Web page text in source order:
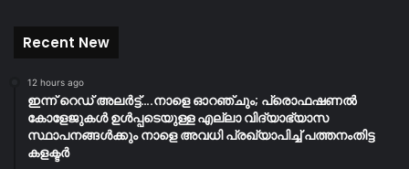
Recent New
12 hours ago
ഇന്ന് റെഡ് അലർട്ട്….നാളെ ഓറഞ്ചും; പ്രൊഫഷണൽ
കോളേജുകൾ ഉൾപ്പടെയുള്ള എല്ലാ വിദ്യാഭ്യാസ
സ്ഥാപനങ്ങൾക്കും നാളെ അവധി പ്രഖ്യാപിച്ച് പത്തനംതിട്ട
കളക്ടർ